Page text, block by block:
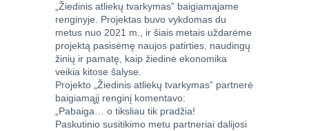
„Žiedinis atliekų tvarkymas” baigiamajame
renginyje. Projektas buvo vykdomas du
metus nuo 2021 m., ir šiais metais uždarėme
projektą pasisėmę naujos patirties, naudingų
žinių ir pamatę, kaip žiedinė ekonomika
veikia kitose šalyse.
Projekto „Žiedinis atliekų tvarkymas” partnerė
baigiamąjį renginį komentavo:
„Pabaiga… o tiksliau tik pradžia!
Paskutinio susitikimo metu partneriai dalijosi